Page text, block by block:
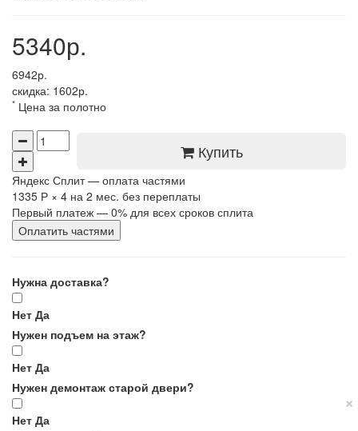
5340р.
6942р.
скидка: 1602р.
* Цена за полотно
Купить
Яндекс Сплит — оплата частями
1335 Р × 4 на 2 мес. без переплаты
Первый платеж — 0% для всех сроков сплита
Оплатить частями
Нужна доставка?
Нет Да
Нужен подъем на этаж?
Нет Да
Нужен демонтаж старой двери?
Нет Да
×